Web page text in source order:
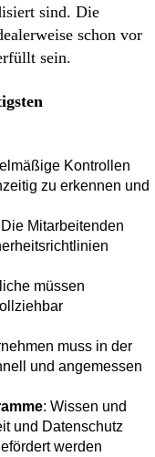
sind. Die
schon vor
sein.
Kontrollen
zu erkennen und
Die Mitarbeitenden
müssen
muss in der
und angemessen
: Wissen und
und Datenschutz
werden